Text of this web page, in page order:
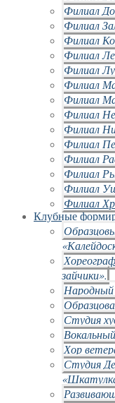
Филиал
Филиал
Филиал
Филиал
Филиал
Филиал
Филиал
Филиал
Филиал
Филиал
Филиал
Филиал
Филиал
Филиал
Клубные
зайчики».
Студия
Хор
Студия